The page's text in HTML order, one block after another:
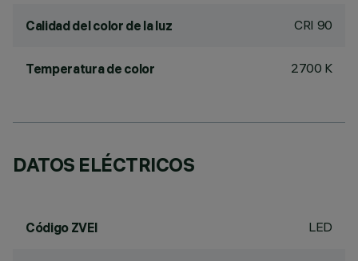
Calidad del color de la luz CRI 90
Temperatura de color 2700 K
DATOS ELÉCTRICOS
Código ZVEI LED